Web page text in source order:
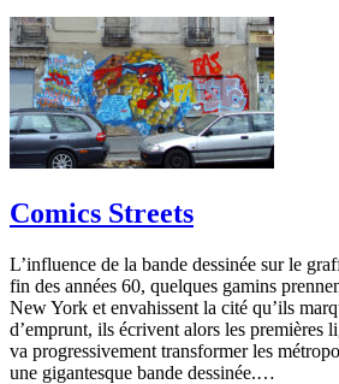
Comics Streets
L’influence de la bande dessinée sur le
fin des années 60, quelques gamins
New York et envahissent la cité qu’ils
d’emprunt, ils écrivent alors les premières
va progressivement transformer les
une gigantesque bande dessinée.…